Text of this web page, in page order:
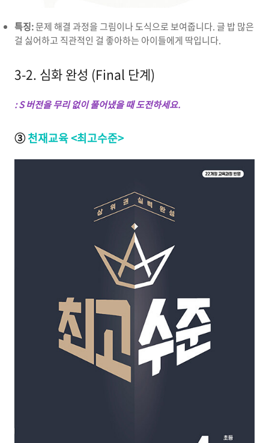
특징:문제 해결 과정을 그림이나 도식으로 보여줍니다. 글 밥 많은
걸 싫어하고 직관적인 걸 좋아하는 아이들에게 딱입니다.
3-2. 심화 완성 (Final 단계)
: S 버전을 무리 없이 풀어냈을 때 도전하세요.
③천재교육 <최고수준>